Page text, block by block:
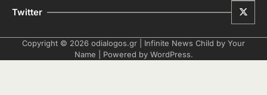
Twitter
Copyright © 2026 odialogos.gr | Infinite News Child by Your
Name | Powered by WordPress.